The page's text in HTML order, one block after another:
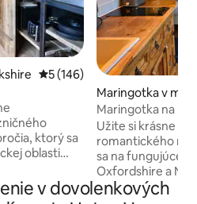
Priemerné ohodnotenie 5 z
5 (146)
ktorý sa
oblasti
šarmom a
oddych – od
Maringotka v
d
Maringotka na
Užite si krásne
romantického
sa na fungujúcej
Oxfordshire a
vidieckymi
v dovolenkových